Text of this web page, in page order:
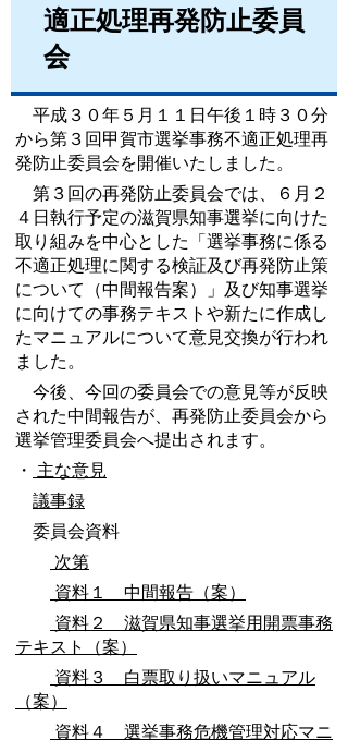
適正処理再発防止委員
会
平成３０年５月１１日午後１時３０分
から第３回甲賀市選挙事務不適正処理再
発防止委員会を開催いたしました。
第３回の再発防止委員会では、６月２
４日執行予定の滋賀県知事選挙に向けた
取り組みを中心とした「選挙事務に係る
不適正処理に関する検証及び再発防止策
について（中間報告案）」及び知事選挙
に向けての事務テキストや新たに作成し
たマニュアルについて意見交換が行われ
ました。
今後、今回の委員会での意見等が反映
された中間報告が、再発防止委員会から
選挙管理委員会へ提出されます。
・
主な意見
議事録
委員会資料
次第
資料１ 中間報告（案）
資料２ 滋賀県知事選挙用開票事務
テキスト（案）
資料３ 白票取り扱いマニュアル
（案）
資料４ 選挙事務危機管理対応マニ